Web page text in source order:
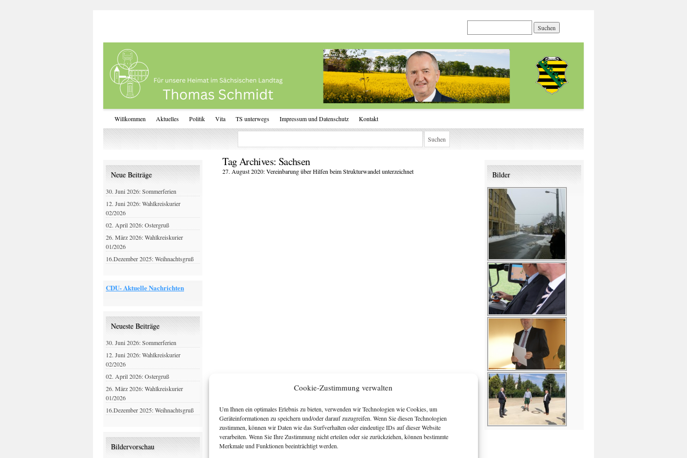
Cookie-Zustimmung verwalten
Um Ihnen ein optimales Erlebnis zu bieten, verwenden wir Technologien wie Cookies, um
Geräteinformationen zu speichern und/oder darauf zuzugreifen. Wenn Sie diesen Technologien
zustimmen, können wir Daten wie das Surfverhalten oder eindeutige IDs auf dieser Website
verarbeiten. Wenn Sie Ihre Zustimmung nicht erteilen oder sie zurückziehen, können bestimmte
Merkmale und Funktionen beeinträchtigt werden.
Willkommen Aktuelles Politik Vita TS unterwegs Impressum und Datenschutz Kontakt
Tag Archives: Sachsen
27. August 2020: Vereinbarung über Hilfen beim Strukturwandel unterzeichnet
Neue Beiträge
30. Juni 2026: Sommerferien
12. Juni 2026: Wahlkreiskurier
02/2026
02. April 2026: Ostergruß
26. März 2026: Wahlkreiskurier
01/2026
16.Dezember 2025: Weihnachtsgruß
CDU- Aktuelle Nachrichten
Neueste Beiträge
30. Juni 2026: Sommerferien
12. Juni 2026: Wahlkreiskurier
02/2026
02. April 2026: Ostergruß
26. März 2026: Wahlkreiskurier
01/2026
16.Dezember 2025: Weihnachtsgruß
Bildervorschau
Bilder